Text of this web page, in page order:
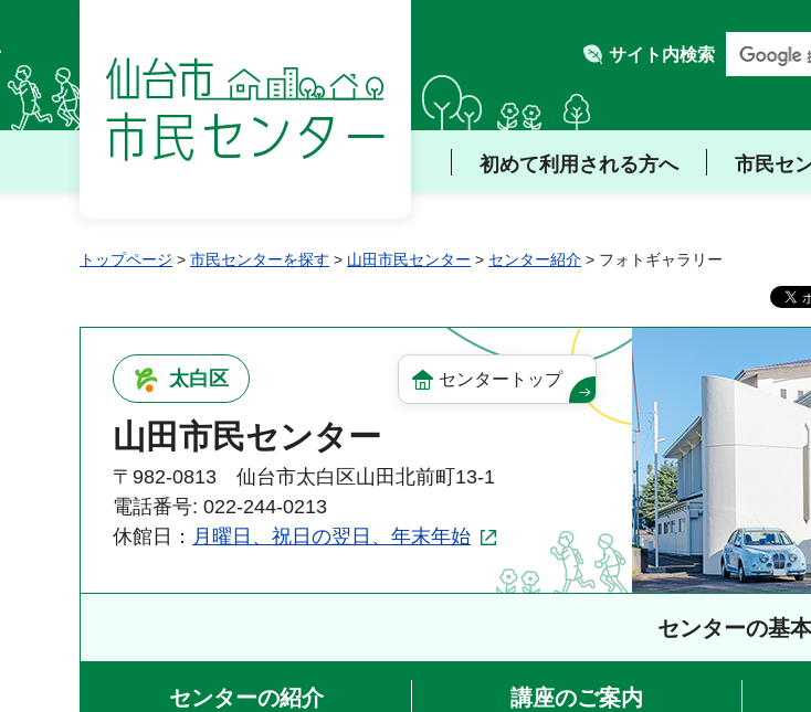
仙台市 市民センター
サイト内検索
初めて利用される方へ 市民セ
トップページ > 市民センターを探す > 山田市民センター > センター紹介 > フォトギャラリー
太白区 センタートップ
山田市民センター
〒982-0813 仙台市太白区山田北前町13-1
電話番号: 022-244-0213
休館日： 月曜日、祝日の翌日、年末年始
センターの基
センターの紹介 講座のご案内